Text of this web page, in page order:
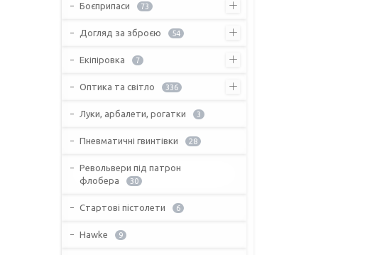
Боєприпаси 73
Догляд за зброєю 54
Екіпіровка 7
Оптика та світло 336
Луки, арбалети, рогатки 3
Пневматичні гвинтівки 28
Револьвери під патрон
флобера
30
Стартові пістолети 6
Hawke 9